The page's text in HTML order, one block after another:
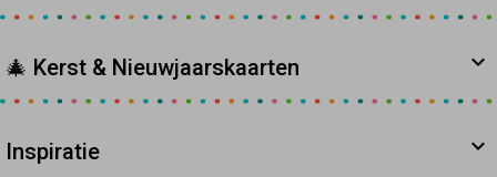
🎄 Kerst & Nieuwjaarskaarten
Inspiratie